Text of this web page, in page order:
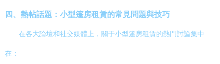
四、熱帖話題：小型篷房租賃的常見問題與技巧
在各大論壇和社交媒體上，關于小型篷房租賃的熱門討論集中
在：